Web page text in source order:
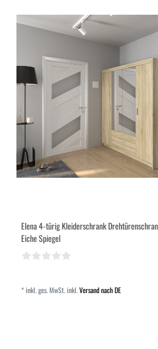
Elena 4-türig Kleiderschrank
Eiche Spiegel
*inkl. ges. MwSt.inkl.Versand nach DE